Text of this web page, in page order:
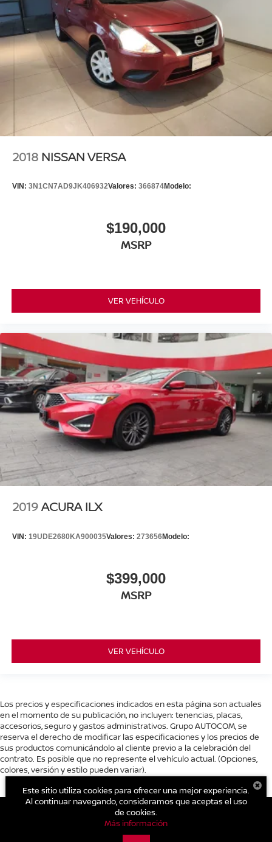
2018 NISSAN VERSA
VIN: 3N1CN7AD9JK406932Valores: 366874Modelo:
$190,000
MSRP
VER VEHÍCULO
2019ACURA ILX
VIN: 19UDE2680KA900035Valores: 273656Modelo:
$399,000
MSRP
VER VEHÍCULO
Los precios y especificaciones indicados en esta página son actuales
en el momento de su publicación, no incluyen: tenencias, placas,
accesorios, seguro y gastos administrativos. Grupo AUTOCOM, se
reserva el derecho de modificar las especificaciones y los precios de
sus productos comunicándolo al cliente previo a la celebración del
contrato. Es posible que no represente el vehículo actual. (Opciones,
colores, versión y estilo pueden variar).
Este sitio utiliza cookies para ofrecer una mejor experiencia.
Al continuar navegando, consideramos que aceptas el uso
de cookies.
Más información